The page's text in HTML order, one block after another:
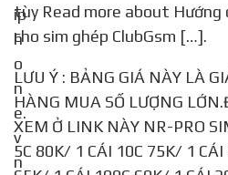
tùy Read more about Hướng
cho sim ghép ClubGsm […].
LƯU Ý : BẢNG GIÁ NÀY LÀ GIÁ SỈ DÀNH CHO CỬA
HÀNG MUA SỐ LƯỢNG
XEM Ở LINK NÀY NR-PRO
5C 80K/ 1 CÁI 10C 75K/ 1